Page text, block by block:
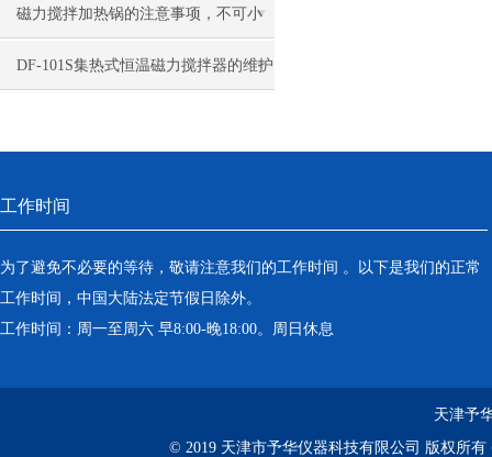
磁力搅拌加热锅的注意事项，不可小
瞧哦！
DF-101S集热式恒温磁力搅拌器的维护
工作时间
为了避免不必要的等待，敬请注意我们的工作时间 。以下是我们的正常
工作时间，中国大陆法定节假日除外。
工作时间：周一至周六 早8:00-晚18:00。周日休息
天津予
© 2019 天津市予华仪器科技有限公司 版权所有